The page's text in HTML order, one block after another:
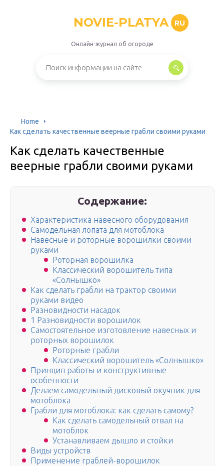
NOVIE-PLATYA RU
Онлайн-журнал об огороде
Home
Как сделать качественные веерные грабли своими руками
Как сделать качественные
веерные грабли своими руками
Содержание:
Характеристика навесного оборудования
Самодельная лопата для мотоблока
Навесные и роторные ворошилки своими
руками
Роторная ворошилка
Классический ворошитель типа
«Солнышко»
Как сделать грабли на трактор своими
руками видео
Разновидности насадок
1 Разновидности ворошилок
Самостоятельное изготовление навесных и
роторных ворошилок
Роторные грабли
Классический ворошитель «Солнышко»
Принцип работы и конструктивные
особенности
Делаем самодельный дисковый окучник для
мотоблока
Грабли для мотоблока: как сделать самому?
Как сделать самодельный отвал на
мотоблок
Устанавливаем дышло и стойки
Виды устройств
Применение граблей-ворошилок